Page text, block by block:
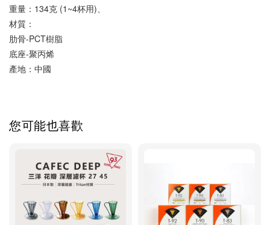
重量：134克 (1~4杯用)、
材質：
肋骨-PCT樹脂
底座-聚丙烯
產地：中國
您可能也喜歡